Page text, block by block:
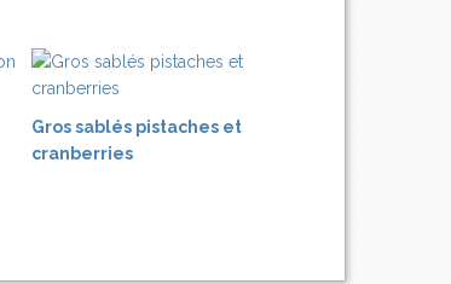
Gros sablés pistaches et
cranberries